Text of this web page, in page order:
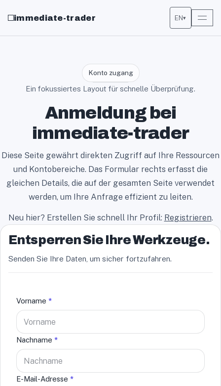
immediate-trader EN▾
Konto zugang
Ein fokussiertes Layout für schnelle Überprüfung.
Anmeldung bei
immediate-trader
Diese Seite gewährt direkten Zugriff auf Ihre Ressourcen
und Kontobereiche. Das Formular rechts erfasst die
gleichen Details, die auf der gesamten Seite verwendet
werden, um Ihre Anfrage effizient zu leiten.
Neu hier? Erstellen Sie schnell Ihr Profil: Registrieren.
Entsperren Sie Ihre Werkzeuge.
Senden Sie Ihre Daten, um sicher fortzufahren.
Vorname *
Nachname *
E-Mail-Adresse *